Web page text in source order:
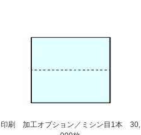
印刷 加工オプション／ミシン目1本 30,